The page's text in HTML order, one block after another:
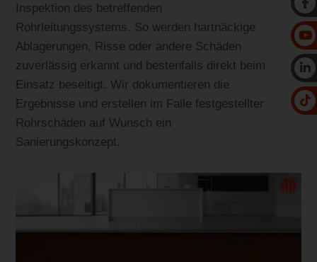
Inspektion des betreffenden
Rohrleitungssystems. So werden hartnäckige
Ablagerungen, Risse oder andere Schäden
zuverlässig erkannt und bestenfalls direkt beim
Einsatz beseitigt. Wir dokumentieren die
Ergebnisse und erstellen im Falle festgestellter
Rohrschäden auf Wunsch ein
Sanierungskonzept.